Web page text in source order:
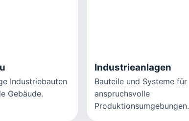
Industriebauten
Gebäude.
Industrieanlagen
Bauteile und Systeme für
anspruchsvolle
Produktionsumgebungen.